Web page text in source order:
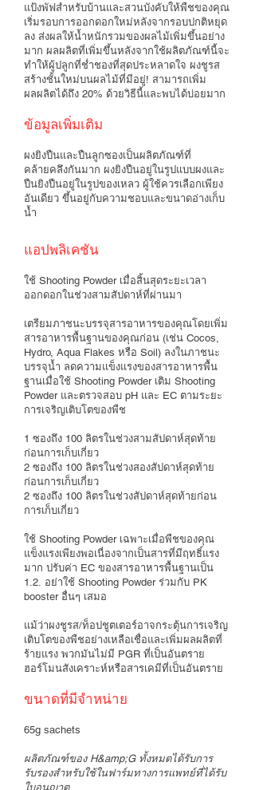
แป้งพัฟสำหรับบ้านและสวนบังคับให้พืชของคุณ
เริ่มรอบการออกดอกใหม่หลังจากรอบปกติหยุด
ลง ส่งผลให้น้ำหนักรวมของผลไม้เพิ่มขึ้นอย่าง
มาก ผลผลิตที่เพิ่มขึ้นหลังจากใช้ผลิตภัณฑ์นี้จะ
ทำให้ผู้ปลูกที่ช่ำชองที่สุดประหลาดใจ ผงชูรส
สร้างชั้นใหม่บนผลไม้ที่มีอยู่! สามารถเพิ่ม
ผลผลิตได้ถึง 20% ด้วยวิธีนี้และพบได้บ่อยมาก
ข้อมูลเพิ่มเติม
ผงยิงปืนและปืนลูกซองเป็นผลิตภัณฑ์ที่
คล้ายคลึงกันมาก ผงยิงปืนอยู่ในรูปแบบผงและ
ปืนยิงปืนอยู่ในรูปของเหลว ผู้ใช้ควรเลือกเพียง
อันเดียว ขึ้นอยู่กับความชอบและขนาดอ่างเก็บ
น้ำ
แอปพลิเคชัน
ใช้ Shooting Powder เมื่อสิ้นสุดระยะเวลา
ออกดอกในช่วงสามสัปดาห์ที่ผ่านมา
เตรียมภาชนะบรรจุสารอาหารของคุณโดยเพิ่ม
สารอาหารพื้นฐานของคุณก่อน (เช่น Cocos,
Hydro, Aqua Flakes หรือ Soil) ลงในภาชนะ
บรรจุน้ำ ลดความแข็งแรงของสารอาหารพื้น
ฐานเมื่อใช้ Shooting Powder เติม Shooting
Powder และตรวจสอบ pH และ EC ตามระยะ
การเจริญเติบโตของพืช
1 ซองถึง 100 ลิตรในช่วงสามสัปดาห์สุดท้าย
ก่อนการเก็บเกี่ยว
2 ซองถึง 100 ลิตรในช่วงสองสัปดาห์สุดท้าย
ก่อนการเก็บเกี่ยว
2 ซองถึง 100 ลิตรในช่วงสัปดาห์สุดท้ายก่อน
การเก็บเกี่ยว
ใช้ Shooting Powder เฉพาะเมื่อพืชของคุณ
แข็งแรงเพียงพอเนื่องจากเป็นสารที่มีฤทธิ์แรง
มาก ปรับค่า EC ของสารอาหารพื้นฐานเป็น
1.2. อย่าใช้ Shooting Powder ร่วมกับ PK
booster อื่นๆ เสมอ
แม้ว่าผงชูรส/ท็อปชูตเตอร์อาจกระตุ้นการเจริญ
เติบโตของพืชอย่างเหลือเชื่อและเพิ่มผลผลิตที่
ร้ายแรง พวกมันไม่มี PGR ที่เป็นอันตราย
ฮอร์โมนสังเคราะห์หรือสารเคมีที่เป็นอันตราย
ขนาดที่มีจำหน่าย
65g sachets
ผลิตภัณฑ์ของ H&amp;G ทั้งหมดได้รับการ
รับรองสำหรับใช้ในฟาร์มทางการแพทย์ที่ได้รับ
ใบอนุญาต